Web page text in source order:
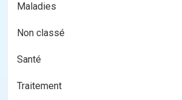
Maladies
Non classé
Santé
Traitement